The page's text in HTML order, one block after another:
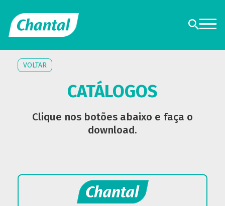
VOLTAR
CATÁLOGOS
Clique nos botões abaixo e faça o
download.